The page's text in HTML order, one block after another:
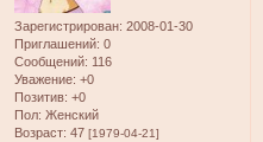
Зарегистрирован: 2008-01-30
Приглашений: 0
Сообщений: 116
Уважение: +0
Позитив: +0
Пол: Женский
Возраст: 47 [1979-04-21]